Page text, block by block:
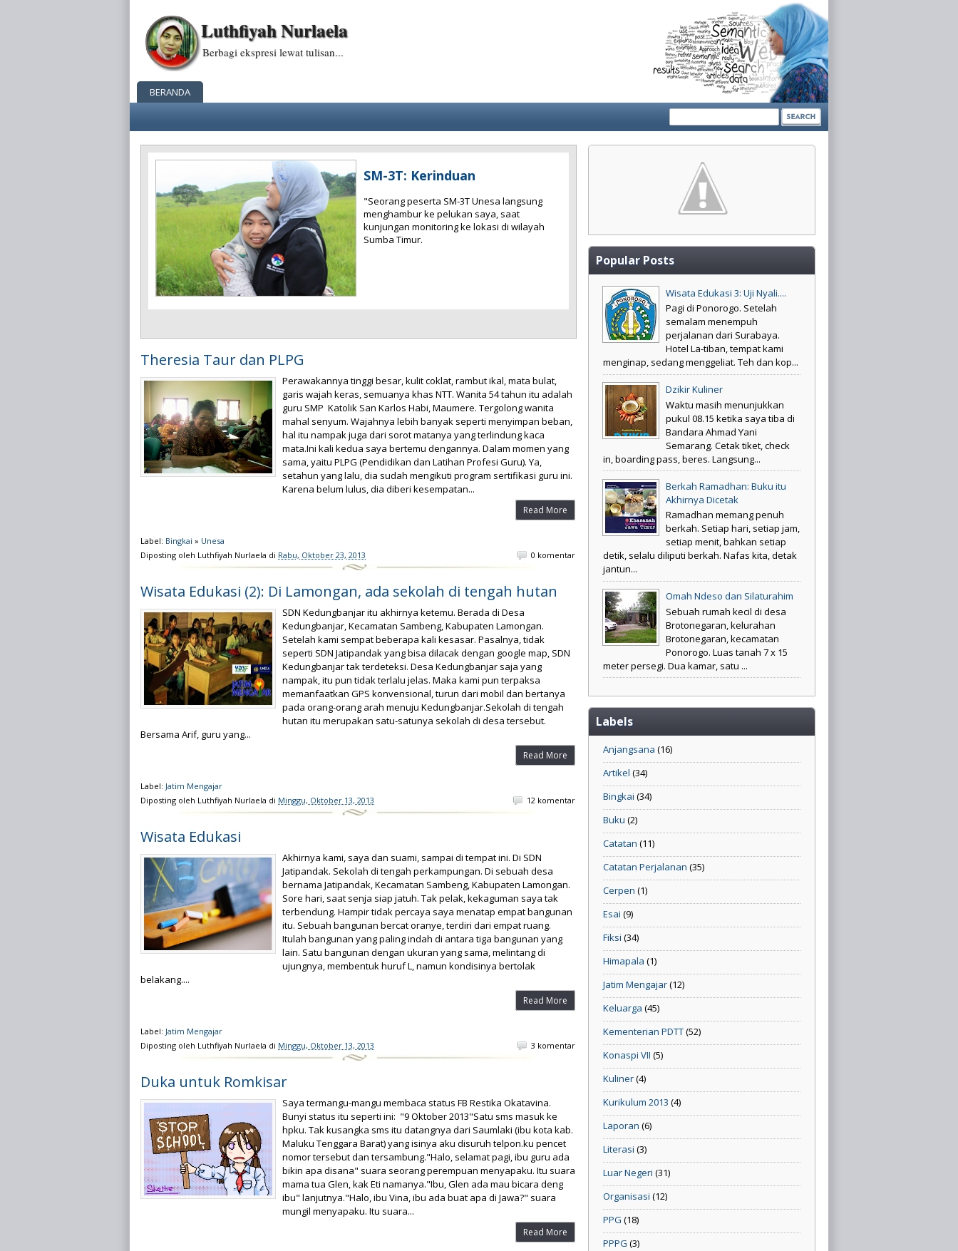
Luthfiyah Nurlaela
Berbagi ekspresi lewat tulisan...
BERANDA
SM-3T: Kerinduan
"Seorang peserta SM-3T Unesa langsung
menghambur ke pelukan saya, saat
kunjungan monitoring ke lokasi di wilayah
Sumba Timur.
di Sumba Timur, salah satu daerah terluar
dan tertinggal.
Keluarga: Prosesi Pemakaman
di Tana Toraja
"Tempat diadakannya pesta itu di sebuah
lapang itu didirikan rumah-rumah panggung
khas Toraja semi permanen, tempat di mana
SM-3T: Panorama Alam
"Sekelompok kuda Sumbawa menikmati
kehangatan dan kesegaran pantai. Sungguh
panorama alam yang sangat elok. (by: rukin
firda)"
"Foto bersama Mas Ayik dan Arga saat
berwisata ke Tana Toraja."
Theresia Taur dan PLPG
Perawakannya tinggi besar, kulit coklat, rambut ikal, mata bulat,
garis wajah keras, semuanya khas NTT. Wanita 54 tahun itu adalah
guru SMP Katolik San Karlos Habi, Maumere. Tergolong wanita
mahal senyum. Wajahnya lebih banyak seperti menyimpan beban,
hal itu nampak juga dari sorot matanya yang terlindung kaca
mata.Ini kali kedua saya bertemu dengannya. Dalam momen yang
sama, yaitu PLPG (Pendidikan dan Latihan Profesi Guru). Ya,
setahun yang lalu, dia sudah mengikuti program sertifikasi guru ini.
Karena belum lulus, dia diberi kesempatan...
Read More
Label: Bingkai » Unesa
Diposting oleh Luthfiyah Nurlaela di Rabu, Oktober 23, 2013 0 komentar
Wisata Edukasi (2): Di Lamongan, ada sekolah di tengah hutan
SDN Kedungbanjar itu akhirnya ketemu. Berada di Desa
Kedungbanjar, Kecamatan Sambeng, Kabupaten Lamongan.
Setelah kami sempat beberapa kali kesasar. Pasalnya, tidak
seperti SDN Jatipandak yang bisa dilacak dengan google map, SDN
Kedungbanjar tak terdeteksi. Desa Kedungbanjar saja yang
nampak, itu pun tidak terlalu jelas. Maka kami pun terpaksa
memanfaatkan GPS konvensional, turun dari mobil dan bertanya
pada orang-orang arah menuju Kedungbanjar.Sekolah di tengah
hutan itu merupakan satu-satunya sekolah di desa tersebut.
Bersama Arif, guru yang...
Read More
Label: Jatim Mengajar
Diposting oleh Luthfiyah Nurlaela di Minggu, Oktober 13, 2013 12 komentar
Wisata Edukasi
Akhirnya kami, saya dan suami, sampai di tempat ini. Di SDN
Jatipandak. Sekolah di tengah perkampungan. Di sebuah desa
bernama Jatipandak, Kecamatan Sambeng, Kabupaten Lamongan.
Sore hari, saat senja siap jatuh. Tak pelak, kekaguman saya tak
terbendung. Hampir tidak percaya saya menatap empat bangunan
itu. Sebuah bangunan bercat oranye, terdiri dari empat ruang.
Itulah bangunan yang paling indah di antara tiga bangunan yang
lain. Satu bangunan dengan ukuran yang sama, melintang di
ujungnya, membentuk huruf L, namun kondisinya bertolak
belakang....
Read More
Label: Jatim Mengajar
Diposting oleh Luthfiyah Nurlaela di Minggu, Oktober 13, 2013 3 komentar
Duka untuk Romkisar
Saya termangu-mangu membaca status FB Restika Okatavina.
Bunyi status itu seperti ini: "9 Oktober 2013"Satu sms masuk ke
hpku. Tak kusangka sms itu datangnya dari Saumlaki (ibu kota kab.
Maluku Tenggara Barat) yang isinya aku disuruh telpon.ku pencet
nomor tersebut dan tersambung."Halo, selamat pagi, ibu guru ada
bikin apa disana" suara seorang perempuan menyapaku. Itu suara
mama tua Glen, kak Eti namanya."Ibu, Glen ada mau bicara deng
ibu" lanjutnya."Halo, ibu Vina, ibu ada buat apa di Jawa?" suara
mungil menyapaku. Itu suara...
Read More
Popular Posts
Wisata Edukasi 3: Uji Nyali....
Pagi di Ponorogo. Setelah
semalam menempuh
perjalanan dari Surabaya.
Hotel La-tiban, tempat kami
menginap, sedang menggeliat. Teh dan kop...
Dzikir Kuliner
Waktu masih menunjukkan
pukul 08.15 ketika saya tiba di
Bandara Ahmad Yani
Semarang. Cetak tiket, check
in, boarding pass, beres. Langsung...
Berkah Ramadhan: Buku itu
Akhirnya Dicetak
Ramadhan memang penuh
berkah. Setiap hari, setiap jam,
setiap menit, bahkan setiap
detik, selalu diliputi berkah. Nafas kita, detak
jantun...
Omah Ndeso dan Silaturahim
Sebuah rumah kecil di desa
Brotonegaran, kelurahan
Brotonegaran, kecamatan
Ponorogo. Luas tanah 7 x 15
meter persegi. Dua kamar, satu ...
Labels
Anjangsana (16)
Artikel (34)
Bingkai (34)
Buku (2)
Catatan (11)
Catatan Perjalanan (35)
Cerpen (1)
Esai (9)
Fiksi (34)
Himapala (1)
Jatim Mengajar(12)
Keluarga (45)
Kementerian PDTT(52)
Konaspi VII (5)
Kuliner(4)
Kurikulum 2013 (4)
Laporan (6)
Literasi (3)
Luar Negeri (31)
Organisasi (12)
PPG (18)
PPPG (3)